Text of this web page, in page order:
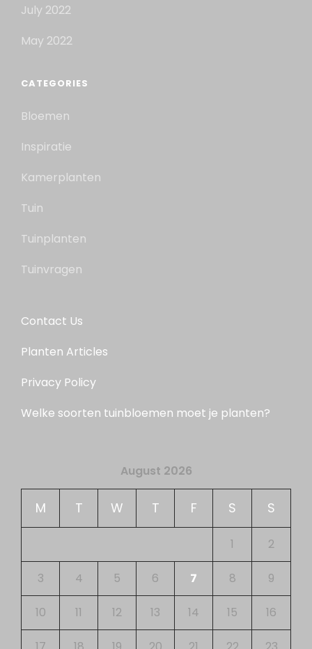
July 2022
May 2022
CATEGORIES
Bloemen
Inspiratie
Kamerplanten
Tuin
Tuinplanten
Tuinvragen
Contact Us
Planten Articles
Privacy Policy
Welke soorten tuinbloemen moet je planten?
August 2026
M T W T F S S
1 2
3 4 5 6 7 8 9
10 11 12 13 14 15 16